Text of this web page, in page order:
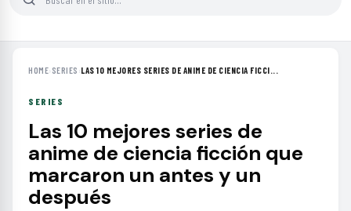
HOME› SERIES ›LAS 10 MEJORES SERIES DE ANIME DE CIENCIA FICCI...
SERIES
Las 10 mejores series de
anime de ciencia ficción que
marcaron un antes y un
después